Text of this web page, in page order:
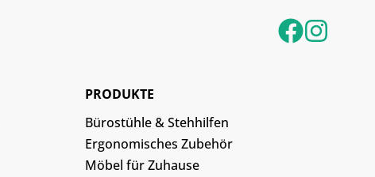
PRODUKTE
Bürostühle & Stehhilfen
Ergonomisches Zubehör
Möbel für Zuhause